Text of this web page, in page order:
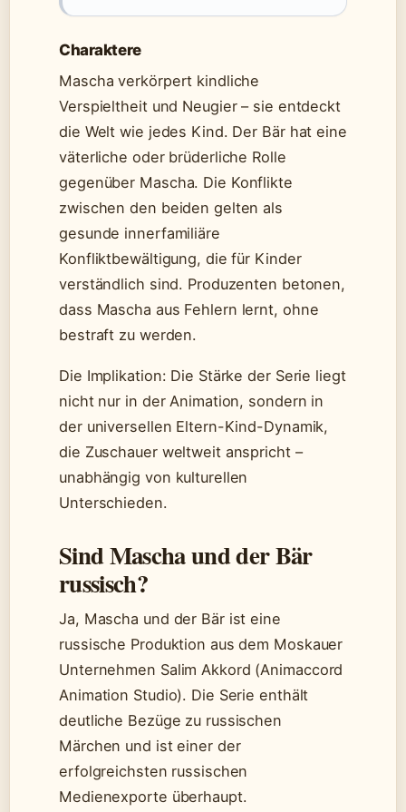
Charaktere
Mascha verkörpert kindliche
Verspieltheit und Neugier – sie entdeckt
die Welt wie jedes Kind. Der Bär hat eine
väterliche oder brüderliche Rolle
gegenüber Mascha. Die Konflikte
zwischen den beiden gelten als
gesunde innerfamiliäre
Konfliktbewältigung, die für Kinder
verständlich sind. Produzenten betonen,
dass Mascha aus Fehlern lernt, ohne
bestraft zu werden.
Die Implikation: Die Stärke der Serie liegt
nicht nur in der Animation, sondern in
der universellen Eltern-Kind-Dynamik,
die Zuschauer weltweit anspricht –
unabhängig von kulturellen
Unterschieden.
Sind Mascha und der Bär
russisch?
Ja, Mascha und der Bär ist eine
russische Produktion aus dem Moskauer
Unternehmen Salim Akkord (Animaccord
Animation Studio). Die Serie enthält
deutliche Bezüge zu russischen
Märchen und ist einer der
erfolgreichsten russischen
Medienexporte überhaupt.